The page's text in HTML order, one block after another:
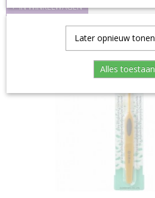
IN WINKELWAGEN
Later opnieuw tonen
Alles toestaan